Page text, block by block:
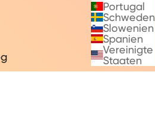
Portugal
Schweden
Slowenien
Spanien
Vereinigte
Staaten